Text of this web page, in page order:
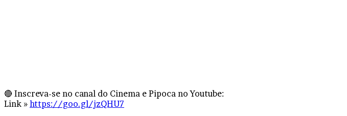
🔴 Inscreva-se no canal do Cinema e Pipoca no Youtube:
Link » https://goo.gl/jzQHU7